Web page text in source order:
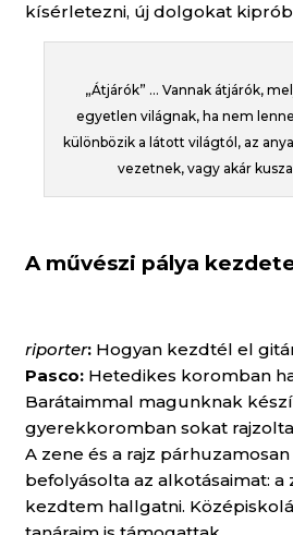
kísérletezni, új dolgokat
„Átjárók” … Vannak átjárók,
egyetlen világnak, ha nem
különbözik a látott világtól, az
vezetnek, vagy akár
A művészi pálya
riporter: Hogyan kezdtél el
Pasco: Hetedikes koromban
Barátaimmal magunknak
gyerekkoromban sokat
A zene és a rajz
befolyásolta az alkotásaimat:
kezdtem hallgatni.